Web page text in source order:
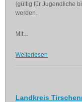
(gültig für Jugendliche
werden.
Mit...
Weiterlesen
Landkreis